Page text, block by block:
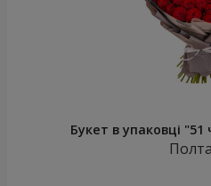
Букет в упаковці